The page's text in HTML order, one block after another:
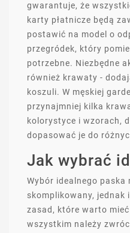
gwarantuje, że
karty płatnicze będą
postawić na model o
przegródek, który
potrzebne. Niezbędne
również krawaty -
koszuli. W męskiej
przynajmniej kilka
kolorystyce i wzorach,
dopasować je do
Jak wybrać
Wybór idealnego paska
skomplikowany, jednak
zasad, które warto
wszystkim należy